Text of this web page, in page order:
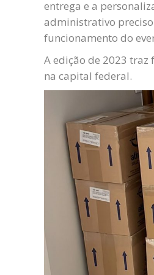
entrega e a
administrativo
funcionamento do
A edição de 2023 traz
na capital federal.